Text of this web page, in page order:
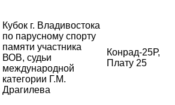
Кубок г. Владивостока
по парусному спорту
памяти участника
ВОВ, судьи
международной
категории Г.М.
Драгилева
Конрад-25Р,
Плату 25